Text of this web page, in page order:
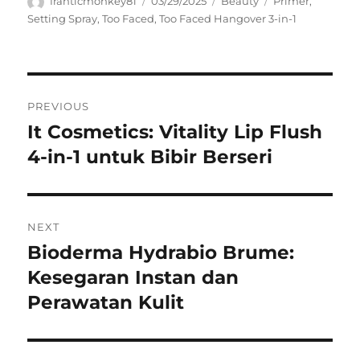
on
Setting Spray,Too Faced,Too Faced Hangover 3-in-1
pos
PREVIOUS
Previous
post:
It Cosmetics: Vitality Lip Flush
4-in-1 untuk Bibir Berseri
NEXT
Next
post:
Bioderma Hydrabio Brume:
Kesegaran Instan dan
Perawatan Kulit